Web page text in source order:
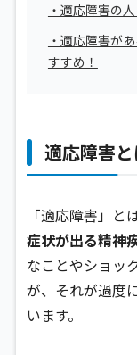
・適応障害の
・適応障害が
すすめ！
適応障害
「適応障害」と
症状が出る精神
なことやショッ
が、それが過度
います。